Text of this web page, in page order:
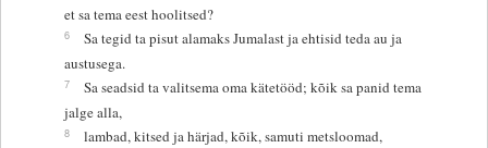
et sa tema eest hoolitsed?
6
Sa tegid ta pisut alamaks Jumalast ja ehtisid teda au ja
austusega.
7
Sa seadsid ta valitsema oma kätetööd; kõik sa panid tema
jalge alla,
8 lambad, kitsed ja härjad, kõik, samuti metsloomad,